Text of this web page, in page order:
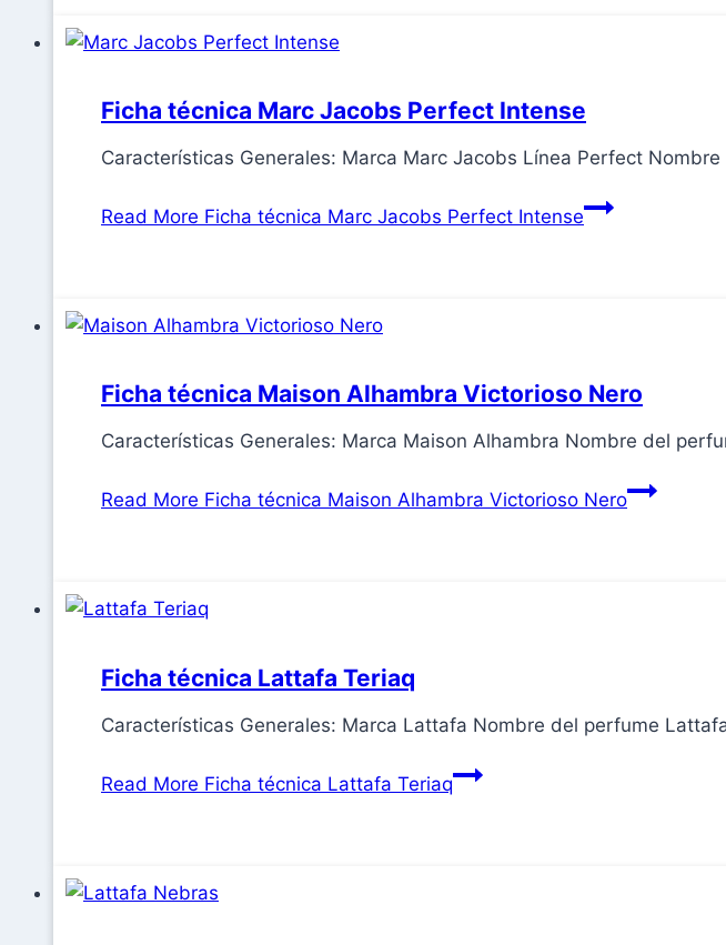
Ficha técnica Marc Jacobs Perfect Intense
Características Generales: Marca Marc Jacobs Línea Perfect
Read More Ficha técnica Marc Jacobs Perfect Intense
Ficha técnica Maison Alhambra Victorioso Nero
Características Generales: Marca Maison Alhambra Nombre del
Read More Ficha técnica Maison Alhambra Victorioso Nero
Ficha técnica Lattafa Teriaq
Características Generales: Marca Lattafa Nombre del perfume
Read More Ficha técnica Lattafa Teriaq